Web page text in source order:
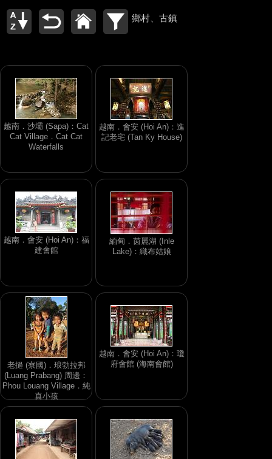
鄉村、古鎮
越南．沙壩 (Sapa)：Cat
Cat Village．Cat Cat
Waterfalls
越南．會安 (Hoi An)：進
記老宅 (Tan Ky House)
越南．會安 (Hoi An)：福
建會館
緬甸．茵麗湖 (Inle
Lake)：織布姑娘
老撾 (寮國)．琅勃拉邦
(Luang Prabang) 周邊：
Phou Louang Village．純
真小孩
越南．會安 (Hoi An)：瓊
府會館 (海南會館)